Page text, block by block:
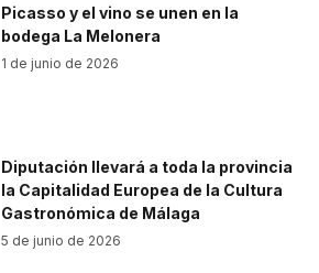
Picasso y el vino se unen en la
bodega La Melonera
1 de junio de 2026
Diputación llevará a toda la provincia
la Capitalidad Europea de la Cultura
Gastronómica de Málaga
5 de junio de 2026